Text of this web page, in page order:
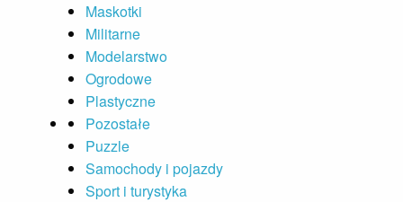
Maskotki
Militarne
Modelarstwo
Ogrodowe
Plastyczne
Pozostałe
Puzzle
Samochody i pojazdy
Sport i turystyka